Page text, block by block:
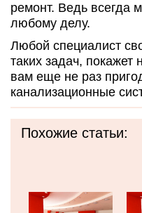
ремонт. Ведь всегда
любому делу.
Любой специалист
таких задач,
вам еще не раз
канализационные
Похожие статьи: